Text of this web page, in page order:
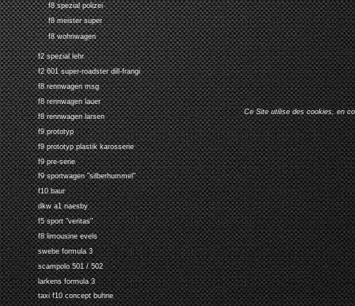
f8 spezial polizei
f8 meister super
f8 wohnwagen
f2 spezial lehr
f2 601 super-roadster dill-frangi
f8 rennwagen msg
f8 rennwagen lauer
f8 rennwagen larsen
f9 prototyp
f9 prototyp plastik karosserie
f9 pre-serie
f9 sportwagen "silberhummel"
f10 baur
dkw a1 naesby
f5 sport "veritas"
f8 limousine evels
swebe formula 3
scampolo 501 / 502
larkens formula 3
taxi f10 concept buhne
Ce Site utilise des cookies, en